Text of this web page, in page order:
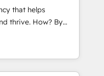
for our business
and a
solutions like SAP,
that helps
How? By
single revenue-
proud
and devout CRM
custom digital